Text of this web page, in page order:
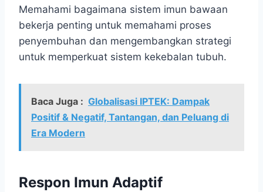
Memahami bagaimana sistem imun bawaan
bekerja penting untuk memahami proses
penyembuhan dan mengembangkan strategi
untuk memperkuat sistem kekebalan tubuh.
Baca Juga : Globalisasi IPTEK: Dampak
Positif & Negatif, Tantangan, dan Peluang di
Era Modern
Respon Imun Adaptif